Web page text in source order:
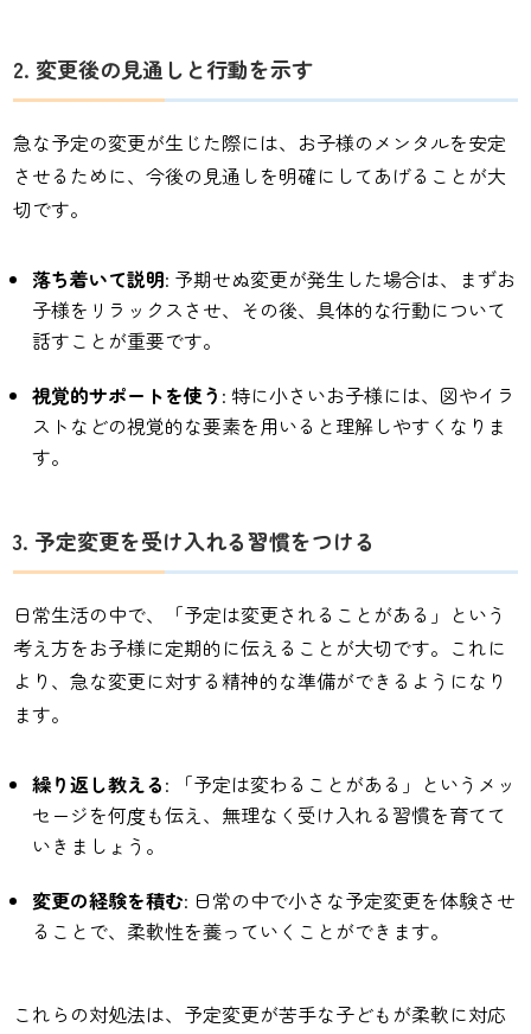
2. 変更後の見通しと行動を示す
急な予定の変更が生じた際には、お子様のメンタルを安定
させるために、今後の見通しを明確にしてあげることが大
切です。
落ち着いて説明: 予期せぬ変更が発生した場合は、まずお
子様をリラックスさせ、その後、具体的な行動について
話すことが重要です。
視覚的サポートを使う : 特に小さいお子様には、図やイラ
ストなどの視覚的な要素を用いると理解しやすくなりま
す。
3. 予定変更を受け入れる習慣をつける
日常生活の中で、「予定は変更されることがある」という
考え方をお子様に定期的に伝えることが大切です。これに
より、急な変更に対する精神的な準備ができるようになり
ます。
繰り返し教える: 「予定は変わることがある」というメッ
セージを何度も伝え、無理なく受け入れる習慣を育てて
いきましょう。
変更の経験を積む: 日常の中で小さな予定変更を体験させ
ることで、柔軟性を養っていくことができます。
これらの対処法は、予定変更が苦手な子どもが柔軟に対応